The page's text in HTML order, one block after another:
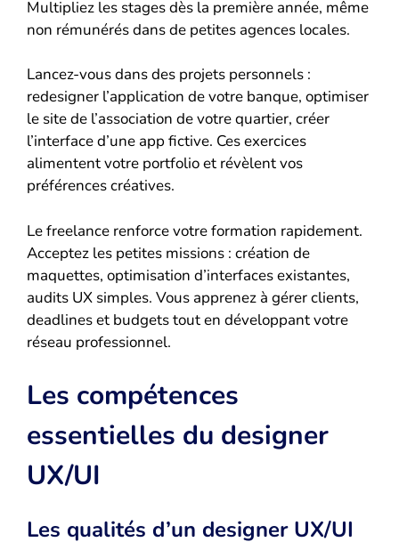
Multipliez les stages dès la première année, même
non rémunérés dans de petites agences locales.
Lancez-vous dans des projets personnels :
redesigner l’application de votre banque, optimiser
le site de l’association de votre quartier, créer
l’interface d’une app fictive. Ces exercices
alimentent votre portfolio et révèlent vos
préférences créatives.
Le freelance renforce votre formation rapidement.
Acceptez les petites missions : création de
maquettes, optimisation d’interfaces existantes,
audits UX simples. Vous apprenez à gérer clients,
deadlines et budgets tout en développant votre
réseau professionnel.
Les compétences
essentielles du designer
UX/UI
Les qualités d’un designer UX/UI